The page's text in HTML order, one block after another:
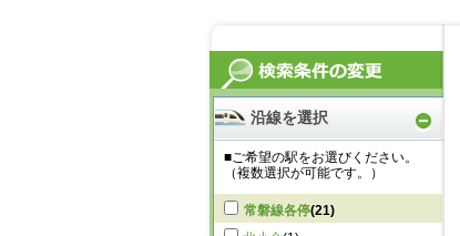
沿線を選択
■ご希望の駅をお選びください。
（複数選択が可能です。）
常磐線各停(21)